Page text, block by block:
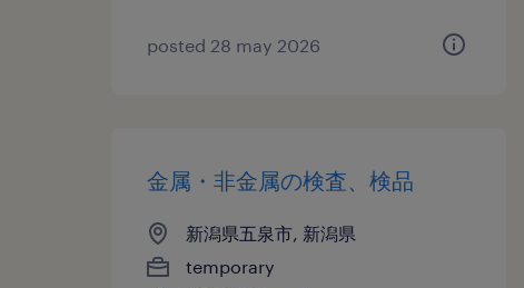
posted 28 may 2026
金属・非金属の検査、検品
新潟県五泉市, 新潟県
temporary